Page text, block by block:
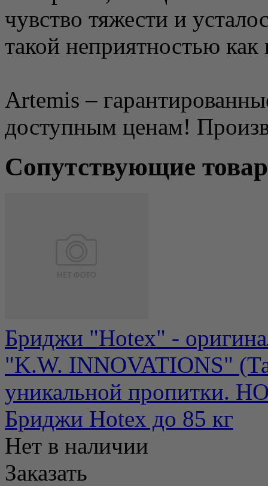
чувство тяжести и
такой неприятностью как
Artemis –
доступным ценам!
Сопутствующие
Бриджи "Hotex" -
"K.W. INNOVATIONS"
уникальной пропитки.
Бриджи Hotex до 85 кг
Нет в наличии
Заказать